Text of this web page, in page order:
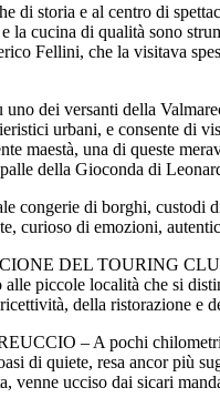
di storia e al centro di
la cucina di qualità sono
Fellini, che la visitava
dei versanti della
urbani, e consente di
maestà, una di queste
della Gioconda di
congerie di borghi, custodi
curioso di emozioni,
DEL TOURING CLUB
piccole località che si
della ristorazione e
– A pochi chilometri
di quiete, resa ancor più
venne ucciso dai sicari